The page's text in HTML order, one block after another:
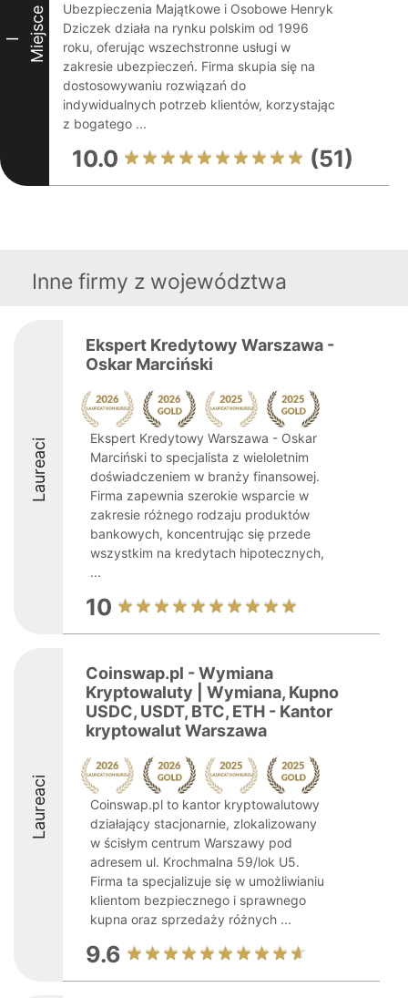
I Miejsce
Ubezpieczenia Majątkowe i Osobowe Henryk
Dziczek działa na rynku polskim od 1996
roku, oferując wszechstronne usługi w
zakresie ubezpieczeń. Firma skupia się na
dostosowywaniu rozwiązań do
indywidualnych potrzeb klientów, korzystając
z bogatego ...
10.0 (51)
Inne firmy z województwa
Laureaci
Ekspert Kredytowy Warszawa -
Oskar Marciński
Ekspert Kredytowy Warszawa - Oskar
Marciński to specjalista z wieloletnim
doświadczeniem w branży finansowej.
Firma zapewnia szerokie wsparcie w
zakresie różnego rodzaju produktów
bankowych, koncentrując się przede
wszystkim na kredytach hipotecznych,
...
10
Laureaci
Coinswap.pl - Wymiana
Kryptowaluty | Wymiana, Kupno
USDC, USDT, BTC, ETH - Kantor
kryptowalut Warszawa
Coinswap.pl to kantor kryptowalutowy
działający stacjonarnie, zlokalizowany
w ścisłym centrum Warszawy pod
adresem ul. Krochmalna 59/lok U5.
Firma ta specjalizuje się w umożliwianiu
klientom bezpiecznego i sprawnego
kupna oraz sprzedaży różnych ...
9.6